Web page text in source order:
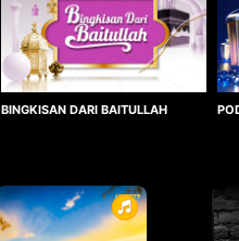
BINGKISAN DARI BAITULLAH